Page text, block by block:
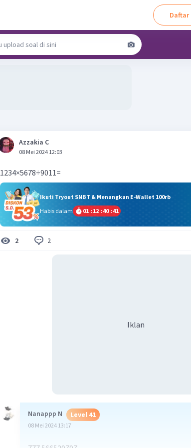
Daftar
Azzakia C
08 Mei 2024 12:03
1234×5678÷9011=
Ikuti Tryout SNBT & Menangkan E-Wallet 100rb
Habis dalam
01 :12 :40 :40
2 2
Iklan
Nanappp N Level 41
08 Mei 2024 13:17